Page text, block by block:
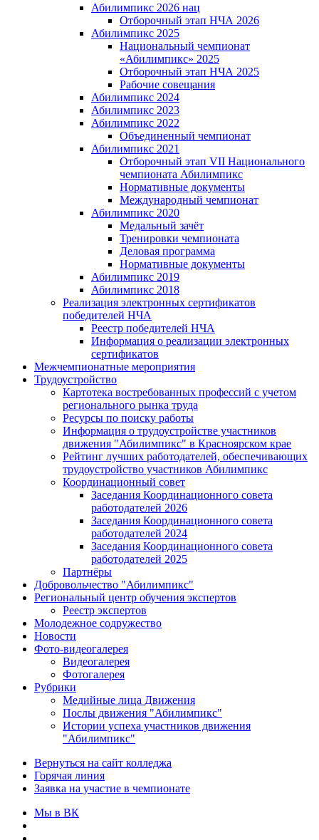
Абилимпикс 2026 нац
Отборочный этап НЧА 2026
Абилимпикс 2025
Национальный чемпионат
«Абилимпикс» 2025
Отборочный этап НЧА 2025
Рабочие совещания
Абилимпикс 2024
Абилимпикс 2023
Абилимпикс 2022
Объединенный чемпионат
Абилимпикс 2021
Отборочный этап VII Национального
чемпионата Абилимпикс
Нормативные документы
Международный чемпионат
Абилимпикс 2020
Медальный зачёт
Тренировки чемпионата
Деловая программа
Нормативные документы
Абилимпикс 2019
Абилимпикс 2018
Реализация электронных сертификатов
победителей НЧА
Реестр победителей НЧА
Информация о реализации электронных
сертификатов
Межчемпионатные мероприятия
Трудоустройство
Картотека востребованных профессий с учетом
регионального рынка труда
Ресурсы по поиску работы
Информация о трудоустройстве участников
движения "Абилимпикс" в Красноярском крае
Рейтинг лучших работодателей, обеспечивающих
трудоустройство участников Абилимпикс
Координационный совет
Заседания Координационного совета
работодателей 2026
Заседания Координационного совета
работодателей 2024
Заседания Координационного совета
работодателей 2025
Партнёры
Добровольчество "Абилимпикс"
Региональный центр обучения экспертов
Реестр экспертов
Молодежное содружество
Новости
Фото-видеогалерея
Видеогалерея
Фотогалерея
Рубрики
Медийные лица Движения
Послы движения "Абилимпикс"
Истории успеха участников движения
"Абилимпикс"
Вернуться на сайт колледжа
Горячая линия
Заявка на участие в чемпионате
Мы в ВК